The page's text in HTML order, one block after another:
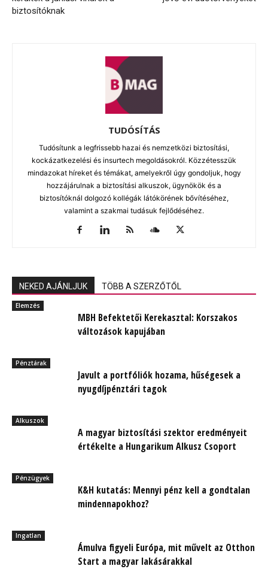
biztosítóknak
TUDÓSÍTÁS
Tudósítunk a legfrissebb hazai és nemzetközi biztosítási,
kockázatkezelési és insurtech megoldásokról. Közzétesszük
mindazokat híreket és témákat, amelyekről úgy gondoljuk, hogy
hozzájárulnak a biztosítási alkuszok, ügynökök és a
biztosítóknál dolgozó kollégák látókörének bővítéséhez,
valamint a szakmai tudásuk fejlődéséhez.
NEKED AJÁNLJUK TÖBB A SZERZŐTŐL
Elemzés
MBH Befektetői Kerekasztal: Korszakos
változások kapujában
Pénztárak
Javult a portfóliók hozama, hűségesek a
nyugdíjpénztári tagok
Alkuszok
A magyar biztosítási szektor eredményeit
értékelte a Hungarikum Alkusz Csoport
Pénzügyek
K&H kutatás: Mennyi pénz kell a gondtalan
mindennapokhoz?
Ingatlan
Ámulva figyeli Európa, mit művelt az Otthon
Start a magyar lakásárakkal